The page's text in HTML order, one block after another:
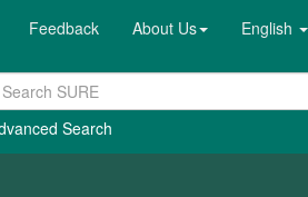
Feedback About Us English
Search